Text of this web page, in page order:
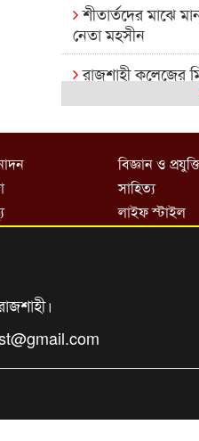
শীতার্তদের মাঝে
নেতা মহসীন
রাজশাহী কলেজের
কেমন আছে আমাদের
রাজশাহী কলেজ
রাজশাইন
খেলার মাঠে বানানো
আষাড়িয়াদহর দুই
বিজ্ঞান ও
সাহিত্য
লাইফ স্টাইল